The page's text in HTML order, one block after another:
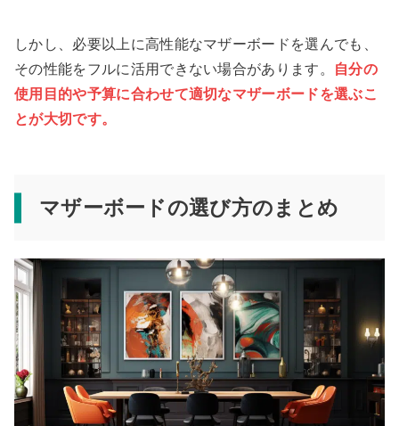
しかし、必要以上に高性能なマザーボードを選んでも、
その性能をフルに活用できない場合があります。
自分の
使用目的や予算に合わせて適切なマザーボードを選ぶこ
とが大切です。
マザーボードの選び方のまとめ